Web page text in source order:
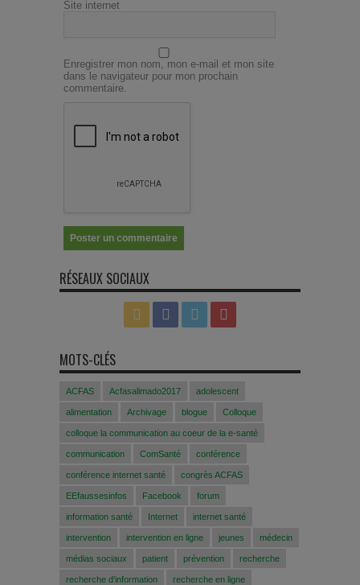
Site internet
Enregistrer mon nom, mon e-mail et mon site
dans le navigateur pour mon prochain
commentaire.
RÉSEAUX SOCIAUX
MOTS-CLÉS
ACFAS Acfasalimado2017 adolescent
alimentation Archivage blogue Colloque
colloque la communication au coeur de la e-santé
communication ComSanté conférence
conférence internet santé congrès ACFAS
EEfaussesinfos Facebook forum
information santé Internet internet santé
intervention intervention en ligne jeunes médecin
médias sociaux patient prévention recherche
recherche d'information recherche en ligne